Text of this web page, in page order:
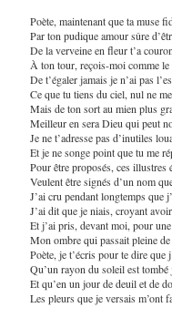
Poète, maintenant que ta muse
Par ton pudique amour sûre
De la verveine en fleur t’a
À ton tour, reçois-moi comme
De t’égaler jamais je n’ai pas
Ce que tu tiens du ciel, nul ne
Mais de ton sort au mien plus
Meilleur en sera Dieu qui peut
Je ne t’adresse pas d’inutiles
Et je ne songe point que tu me
Pour être proposés, ces illustres
Veulent être signés d’un nom
J’ai cru pendant longtemps que
J’ai dit que je niais, croyant
Et j’ai pris, devant moi, pour
Mon ombre qui passait pleine de
Poète, je t’écris pour te dire que
Qu’un rayon du soleil est tombé
Et qu’en un jour de deuil et de
Les pleurs que je versais m’ont